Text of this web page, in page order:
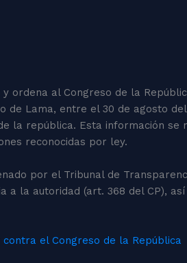
ordena al Congreso de la
de Lama, entre el 30 de agosto
la república. Esta información
reconocidas por ley.
por el Tribunal de
la autoridad (art. 368 del CP),
el Congreso de la República